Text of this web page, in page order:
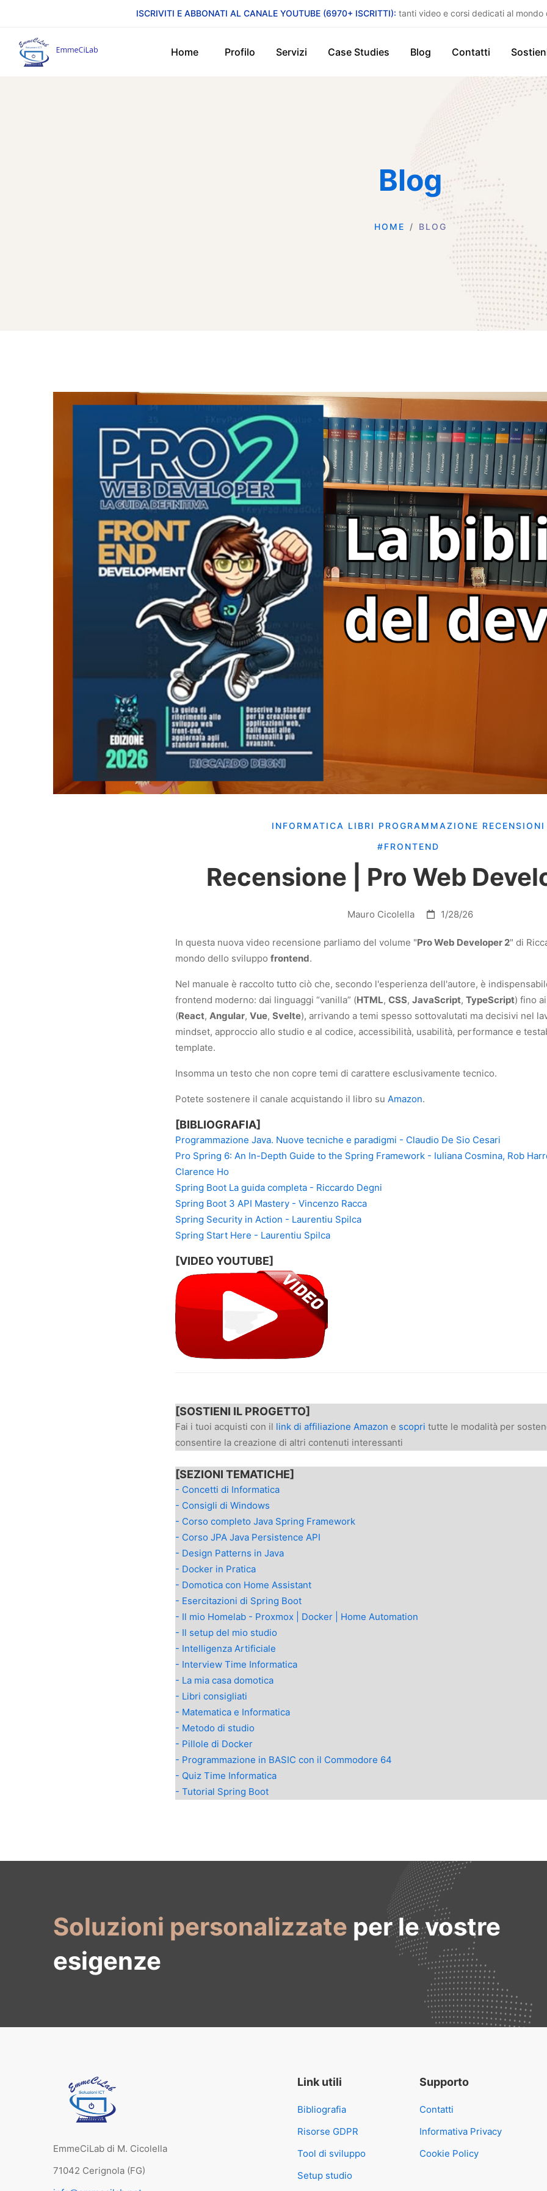
ISCRIVITI E ABBONATI AL CANALE YOUTUBE (6970+ ISCRITTI): tanti video e corsi dedicati al
Home Profilo Servizi Case Studies Blog Contatti
Blog
HOME BLOG
INFORMATICA LIBRI PROGRAMMAZIONE RECENSIONI
#FRONTEND
Recensione | Pro Web
Mauro Cicolella 1/28/26
In questa nuova video recensione parliamo del volume "Pro Web Developer 2" di
mondo dello sviluppo frontend.
Nel manuale è raccolto tutto ciò che, secondo l'esperienza dell'autore, è
frontend moderno: dai linguaggi “vanilla” (HTML, CSS, JavaScript, TypeScript) fino
(React, Angular, Vue, Svelte), arrivando a temi spesso sottovalutati ma decisivi nel
mindset, approccio allo studio e al codice, accessibilità, usabilità, performance e
template.
Insomma un testo che non copre temi di carattere esclusivamente tecnico.
Potete sostenere il canale acquistando il libro su Amazon.
[BIBLIOGRAFIA]
Programmazione Java. Nuove tecniche e paradigmi - Claudio De Sio Cesari
Pro Spring 6: An In-Depth Guide to the Spring Framework - Iuliana Cosmina, Rob
Clarence Ho
Spring Boot La guida completa - Riccardo Degni
Spring Boot 3 API Mastery - Vincenzo Racca
Spring Security in Action - Laurentiu Spilca
Spring Start Here - Laurentiu Spilca
[VIDEO YOUTUBE]
[SOSTIENI IL PROGETTO]
Fai i tuoi acquisti con il link di affiliazione Amazon e scopri tutte le modalità per
consentire la creazione di altri contenuti interessanti
[SEZIONI TEMATICHE]
- Concetti di Informatica
- Consigli di Windows
- Corso completo Java Spring Framework
- Corso JPA Java Persistence API
- Design Patterns in Java
- Docker in Pratica
- Domotica con Home Assistant
- Esercitazioni di Spring Boot
- Il mio Homelab - Proxmox | Docker | Home Automation
- Il setup del mio studio
- Intelligenza Artificiale
- Interview Time Informatica
- La mia casa domotica
- Libri consigliati
- Matematica e Informatica
- Metodo di studio
- Pillole di Docker
- Programmazione in BASIC con il Commodore 64
- Quiz Time Informatica
- Tutorial Spring Boot
Soluzioni personalizzate per le vostre
esigenze
EmmeCiLab di M. Cicolella
71042 Cerignola (FG)
Link utili
Bibliografia
Risorse GDPR
Tool di sviluppo
Setup studio
Supporto
Contatti
Informativa Privacy
Cookie Policy